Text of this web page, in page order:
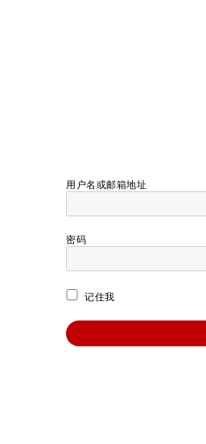
用户名或邮箱地址
密码
记住我